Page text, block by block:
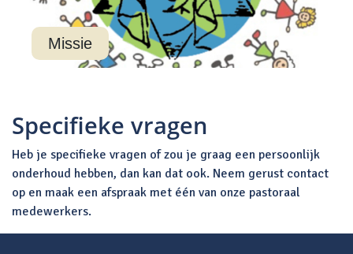
Missie
Specifieke vragen
Heb je specifieke vragen of zou je graag een persoonlijk
onderhoud hebben, dan kan dat ook. Neem gerust contact
op en maak een afspraak met één van onze pastoraal
medewerkers.